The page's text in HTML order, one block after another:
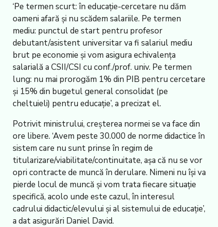
‘Pe termen scurt: în educație-cercetare nu dăm
oameni afară și nu scădem salariile. Pe termen
mediu: punctul de start pentru profesor
debutant/asistent universitar va fi salariul mediu
brut pe economie și vom asigura echivalența
salarială a CSII/CSI cu conf./prof. univ. Pe termen
lung: nu mai prorogăm 1% din PIB pentru cercetare
și 15% din bugetul general consolidat (pe
cheltuieli) pentru educație’, a precizat el.
Potrivit ministrului, creșterea normei se va face din
ore libere. ‘Avem peste 30.000 de norme didactice în
sistem care nu sunt prinse în regim de
titularizare/viabilitate/continuitate, așa că nu se vor
opri contracte de muncă în derulare. Nimeni nu își va
pierde locul de muncă și vom trata fiecare situație
specifică, acolo unde este cazul, în interesul
cadrului didactic/elevului și al sistemului de educație’,
a dat asigurări Daniel David.